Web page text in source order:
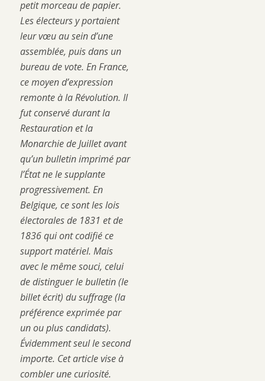
petit morceau de papier.
Les électeurs y portaient
leur vœu au sein d’une
assemblée, puis dans un
bureau de vote. En France,
ce moyen d’expression
remonte à la Révolution. Il
fut conservé durant la
Restauration et la
Monarchie de Juillet avant
qu’un bulletin imprimé par
l’État ne le supplante
progressivement. En
Belgique, ce sont les lois
électorales de 1831 et de
1836 qui ont codifié ce
support matériel. Mais
avec le même souci, celui
de distinguer le bulletin (le
billet écrit) du suffrage (la
préférence exprimée par
un ou plus candidats).
Évidemment seul le second
importe. Cet article vise à
combler une curiosité.